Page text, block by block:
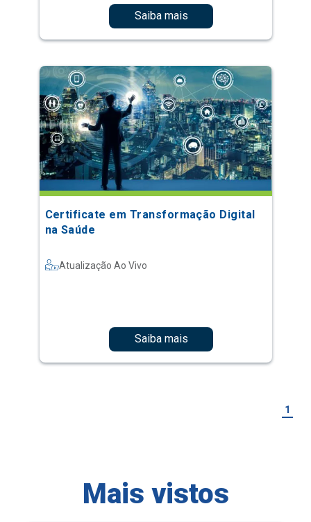
Saiba mais
Certificate em Transformação Digital
na Saúde
Atualização Ao Vivo
Saiba mais
1
Mais vistos